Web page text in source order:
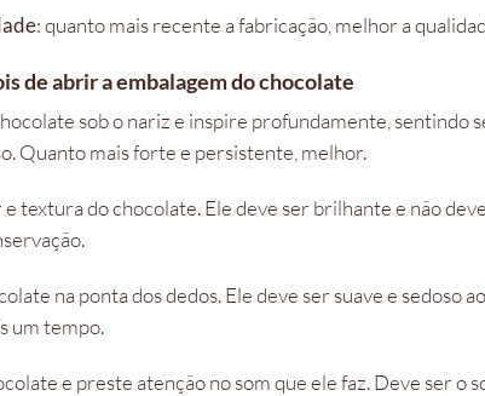
: quanto mais recente a fabricação, melhor a
de abrir a embalagem do chocolate
sob o nariz e inspire profundamente, sentindo
Quanto mais forte e persistente, melhor.
e textura do chocolate. Ele deve ser brilhante e não
na ponta dos dedos. Ele deve ser suave e sedoso
um tempo.
e preste atenção no som que ele faz. Deve ser o